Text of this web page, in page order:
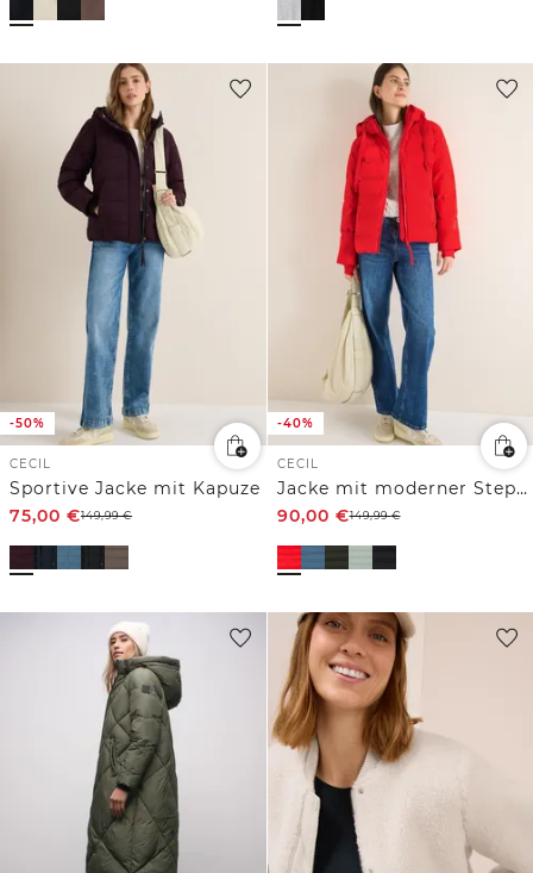
-50%
CECIL
Sportive Jacke mit Kapuze
75,00 €149,99€
-40%
CECIL
Jacke mit moderner Steppung
90,00 €149,99€